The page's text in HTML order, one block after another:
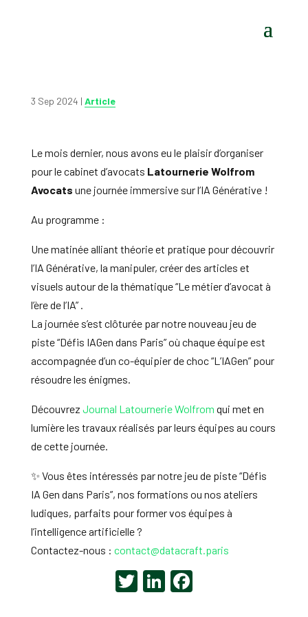
3 Sep 2024 | Article
Le mois dernier, nous avons eu le plaisir d’organiser
pour le cabinet d’avocats Latournerie Wolfrom
Avocats une journée immersive sur l’IA Générative !
Au programme :
Une matinée alliant théorie et pratique pour découvrir
l’IA Générative, la manipuler, créer des articles et
visuels autour de la thématique “Le métier d’avocat à
l’ère de l’IA” .
La journée s’est clôturée par notre nouveau jeu de
piste “Défis IAGen dans Paris” où chaque équipe est
accompagnée d’un co-équipier de choc “L’IAGen” pour
résoudre les énigmes.
Découvrez Journal Latournerie Wolfrom qui met en
lumière les travaux réalisés par leurs équipes au cours
de cette journée.
✨ Vous êtes intéressés par notre jeu de piste “Défis
IA Gen dans Paris”, nos formations ou nos ateliers
ludiques, parfaits pour former vos équipes à
l’intelligence artificielle ?
Contactez-nous : contact@datacraft.paris
T
Li